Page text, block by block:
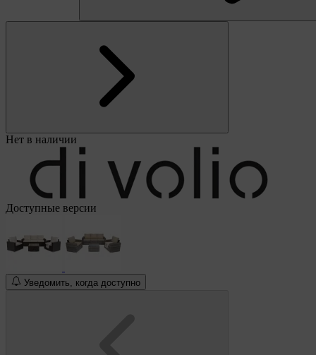
Нет в наличии
Доступные версии
Уведомить, когда доступно